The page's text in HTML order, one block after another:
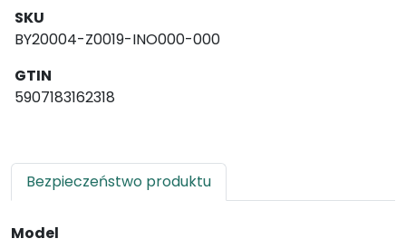
SKU
BY20004-Z0019-INO000-000
GTIN
5907183162318
Bezpieczeństwo produktu
Model